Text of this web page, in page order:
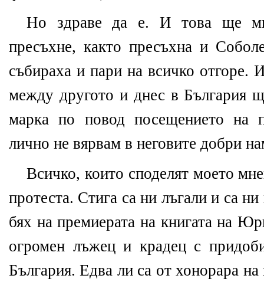
Но здраве да е. И това ще
пресъхне, както пресъхна и
събираха и пари на всичко отгоре.
между другото и днес в България
марка по повод посещението на
лично не вярвам в неговите добри
Всичко, които споделят моето
протеста. Стига са ни лъгали и са
бях на премиерата на книгата на
огромен лъжец и крадец с
България. Едва ли са от хонорара